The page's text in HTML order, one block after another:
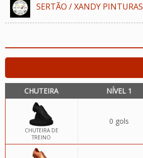
SERTÃO / XANDY PINTURAS
CHUTEIRA NÍVEL 1
CHUTEIRA DE
TREINO
0 gols